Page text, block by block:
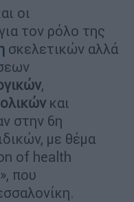
οι
τον ρόλο της
σκελετικών αλλά
,
και
στην 6η
με θέμα
of health
που